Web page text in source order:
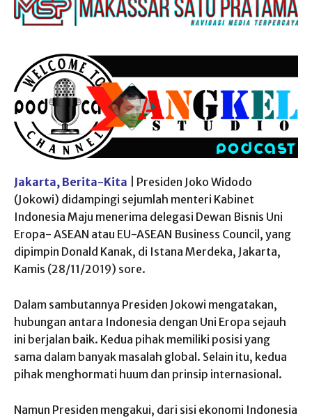
Jakarta, Berita-Kita | Presiden Joko Widodo
(Jokowi) didampingi sejumlah menteri Kabinet
Indonesia Maju menerima delegasi Dewan Bisnis Uni
Eropa- ASEAN atau EU-ASEAN Business Council, yang
dipimpin Donald Kanak, di Istana Merdeka, Jakarta,
Kamis (28/11/2019) sore.
Dalam sambutannya Presiden Jokowi mengatakan,
hubungan antara Indonesia dengan Uni Eropa sejauh
ini berjalan baik. Kedua pihak memiliki posisi yang
sama dalam banyak masalah global. Selain itu, kedua
pihak menghormati huum dan prinsip internasional.
Namun Presiden mengakui, dari sisi ekonomi Indonesia